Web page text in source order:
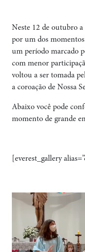
Neste 12 de outubro a
por um dos
um período marcado
com menor
voltou a ser tomada
a coroação de Nossa
Abaixo você pode
momento de grande
[everest_gallery
Tocador